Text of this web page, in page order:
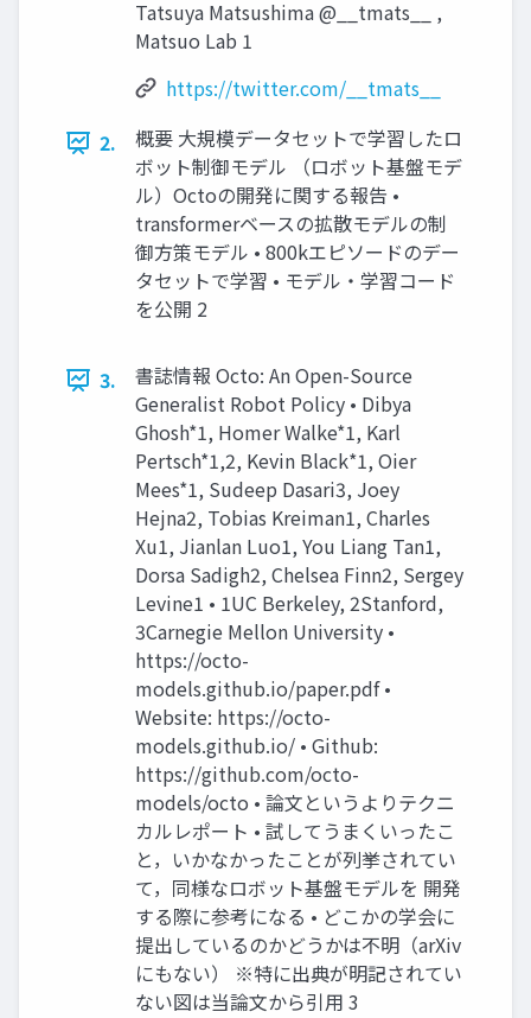
Tatsuya Matsushima @__tmats__ ,
Matsuo Lab 1
https://twitter.com/__tmats__
2.
概要 大規模データセットで学習したロ
ボット制御モデル （ロボット基盤モデ
ル）Octoの開発に関する報告 •
transformerベースの拡散モデルの制
御方策モデル • 800kエピソードのデー
タセットで学習 • モデル・学習コード
を公開 2
3.
書誌情報 Octo: An Open-Source
Generalist Robot Policy • Dibya
Ghosh*1, Homer Walke*1, Karl
Pertsch*1,2, Kevin Black*1, Oier
Mees*1, Sudeep Dasari3, Joey
Hejna2, Tobias Kreiman1, Charles
Xu1, Jianlan Luo1, You Liang Tan1,
Dorsa Sadigh2, Chelsea Finn2, Sergey
Levine1 • 1UC Berkeley, 2Stanford,
3Carnegie Mellon University •
https://octo-
models.github.io/paper.pdf •
Website: https://octo-
models.github.io/ • Github:
https://github.com/octo-
models/octo • 論文というよりテクニ
カルレポート • 試してうまくいったこ
と，いかなかったことが列挙されてい
て，同様なロボット基盤モデルを 開発
する際に参考になる • どこかの学会に
提出しているのかどうかは不明（arXiv
にもない） ※特に出典が明記されてい
ない図は当論文から引用 3